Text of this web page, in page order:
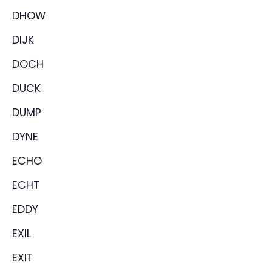
DHOW
DIJK
DOCH
DUCK
DUMP
DYNE
ECHO
ECHT
EDDY
EXIL
EXIT